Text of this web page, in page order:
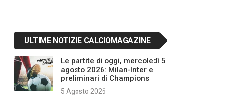
ULTIME NOTIZIE CALCIOMAGAZINE
Le partite di oggi, mercoledì 5
agosto 2026: Milan-Inter e
preliminari di Champions
5 Agosto 2026